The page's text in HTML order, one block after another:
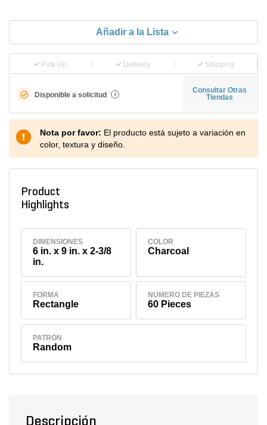
Añadir a la Lista
Pick-Up Delivery Shipping
Disponible a solicitud i
Consultar Otras
Tiendas
Nota por favor: El producto está sujeto a variación en
color, textura y diseño.
Product
Highlights
DIMENSIONES
6 in. x 9 in. x 2-3/8
in.
COLOR
Charcoal
FORMA
Rectangle
NÚMERO DE PIEZAS
60 Pieces
PATRÓN
Random
Descripción